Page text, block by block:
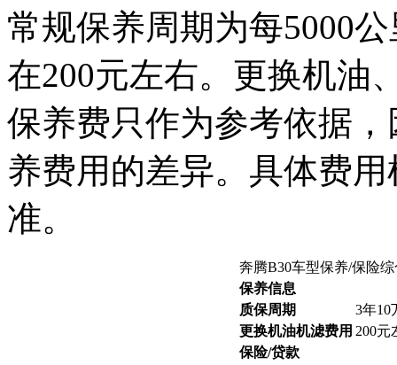
常规保养周期为每5000
在200元左右。更换机油
保养费只作为参考依据
养费用的差异。具体费
准。
奔腾B30车型保养/保险
保养信息
质保周期
3年10
更换机油机滤费用 200元
保险/贷款